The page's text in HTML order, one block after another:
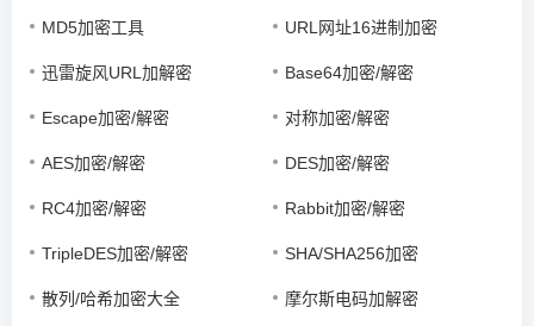
MD5加密工具 URL网址16进制加密
迅雷旋风URL加解密 Base64加密/解密
Escape加密/解密 对称加密/解密
AES加密/解密 DES加密/解密
RC4加密/解密 Rabbit加密/解密
TripleDES加密/解密 SHA/SHA256加密
散列/哈希加密大全 摩尔斯电码加解密